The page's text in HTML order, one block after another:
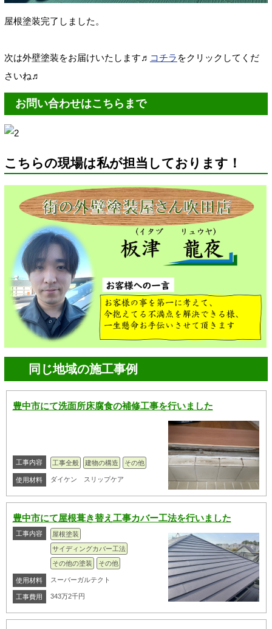
屋根塗装完了しました。
次は外壁塗装をお届けいたします♬ コチラ をクリックしてくだ
さいね♬
お問い合わせはこちらまで
こちらの現場は私が担当しております！
同じ地域の施工事例
豊中市にて洗面所床腐食の補修工事を行いました
工事内容 工事全般 建物の構造 その他
使用材料 ダイケン スリップケア
豊中市にて屋根葺き替え工事カバー工法を行いました
工事内容
屋根塗装
サイディングカバー工法
その他の塗装
その他
使用材料 スーバーガルテクト
工事費用 343万2千円